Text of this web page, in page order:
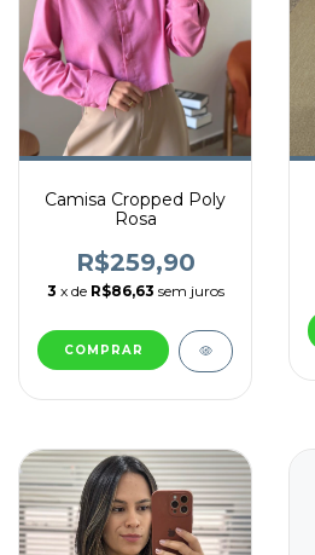
Camisa Cropped Poly
Rosa
R$259,90
3 x de R$86,63 sem juros
COMPRAR